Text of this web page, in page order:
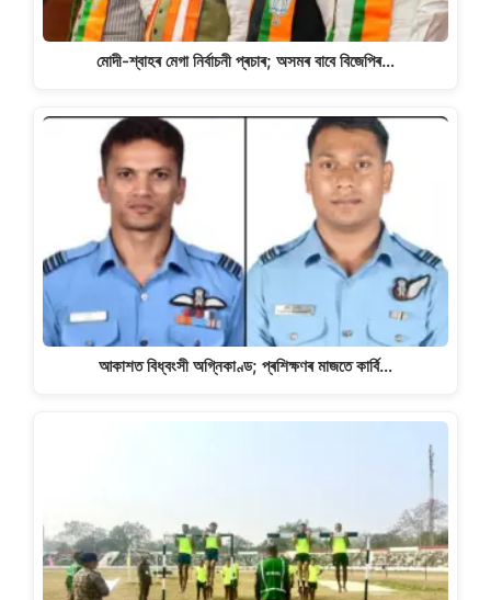
মোদী-শ্বাহৰ মেগা নিৰ্বাচনী প্ৰচাৰ; অসমৰ বাবে বিজেপিৰ…
আকাশত বিধ্বংসী অগ্নিকাণ্ড; প্ৰশিক্ষণৰ মাজতে কাৰ্বি…